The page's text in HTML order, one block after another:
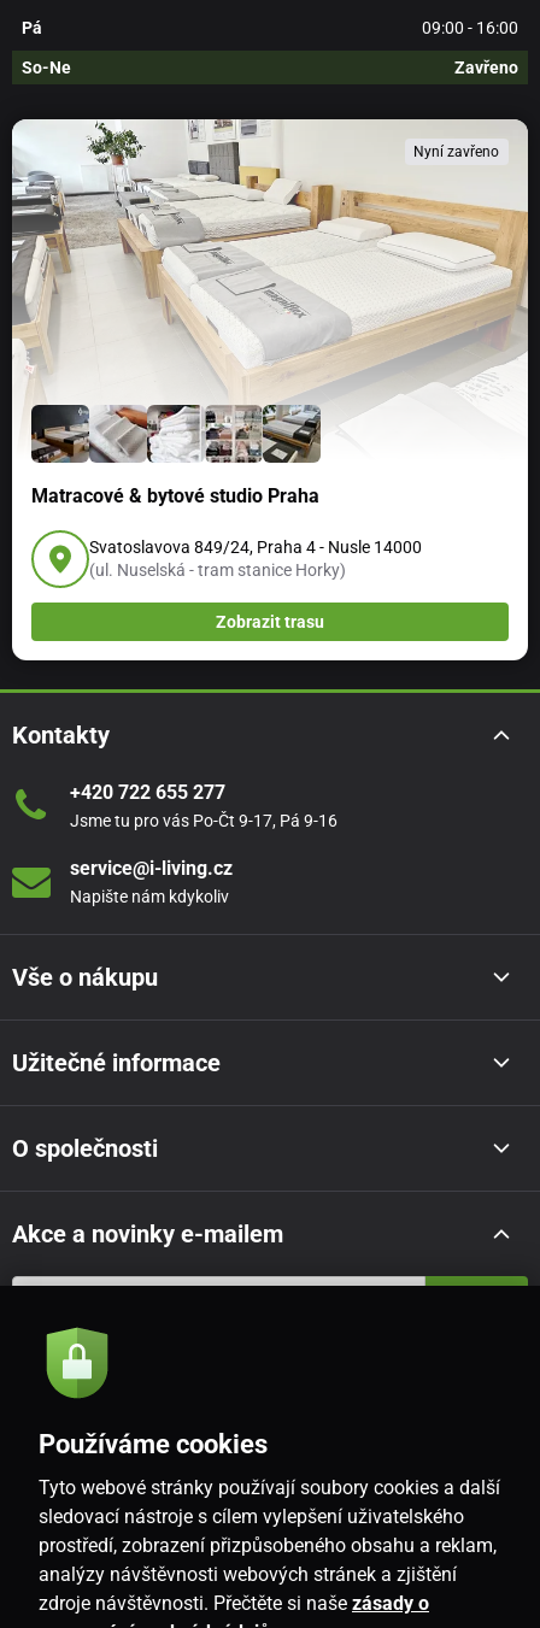
Pá 09:00 - 16:00
So-Ne Zavřeno
Nyní zavřeno
Matracové & bytové studio Praha
Svatoslavova 849/24, Praha 4 - Nusle 14000
(ul. Nuselská - tram stanice Horky)
Zobrazit trasu
Kontakty
+420 722 655 277
Jsme tu pro vás Po-Čt 9-17, Pá 9-16
service@i-living.cz
Napište nám kdykoliv
Vše o nákupu
Užitečné informace
O společnosti
Akce a novinky e-mailem
Souhlasím se
CZ
Používáme cookies
Tyto webové stránky používají soubory cookies a další
sledovací nástroje s cílem vylepšení uživatelského
prostředí, zobrazení přizpůsobeného obsahu a reklam,
analýzy návštěvnosti webových stránek a zjištění
zdroje návštěvnosti. Přečtěte si naše zásady o